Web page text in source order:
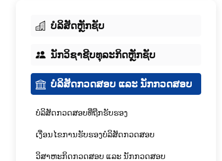
ບໍລິສັດຫຼັກຊັບ
ນັກວິຊາຊີບທຸລະກິດຫຼັກຊັບ
ບໍລິສັດກວດສອບ ແລະ ນັກກວດສອບ
ບໍລິສັດກວດສອບທີ່ຖືກຮັບຮອງ
ເງື່ອນໄຂການຮັບຮອງບໍລິສັດກວດສອບ
ວິສາຫະກິດກວດສອບ ແລະ ນັກກວດສອບ